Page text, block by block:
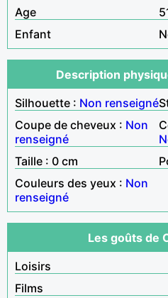
Age
Enfant
Description
Silhouette : Non renseigné
Coupe de cheveux : Non
renseigné
Taille : 0 cm
Couleurs des yeux : Non
renseigné
Les goûts de
Loisirs
Films